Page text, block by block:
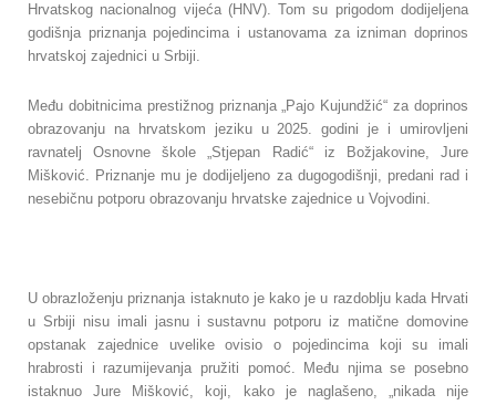
Hrvatskog nacionalnog vijeća (HNV). Tom su prigodom dodijeljena
godišnja priznanja pojedincima i ustanovama za izniman doprinos
hrvatskoj zajednici u Srbiji.
Među dobitnicima prestižnog priznanja „Pajo Kujundžić“ za doprinos
obrazovanju na hrvatskom jeziku u 2025. godini je i umirovljeni
ravnatelj Osnovne škole „Stjepan Radić“ iz Božjakovine, Jure
Mišković. Priznanje mu je dodijeljeno za dugogodišnji, predani rad i
nesebičnu potporu obrazovanju hrvatske zajednice u Vojvodini.
U obrazloženju priznanja istaknuto je kako je u razdoblju kada Hrvati
u Srbiji nisu imali jasnu i sustavnu potporu iz matične domovine
opstanak zajednice uvelike ovisio o pojedincima koji su imali
hrabrosti i razumijevanja pružiti pomoć. Među njima se posebno
istaknuo Jure Mišković, koji, kako je naglašeno, „nikada nije